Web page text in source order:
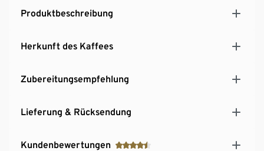
Produktbeschreibung
Herkunft des Kaffees
Zubereitungsempfehlung
Lieferung & Rücksendung
Kundenbewertungen